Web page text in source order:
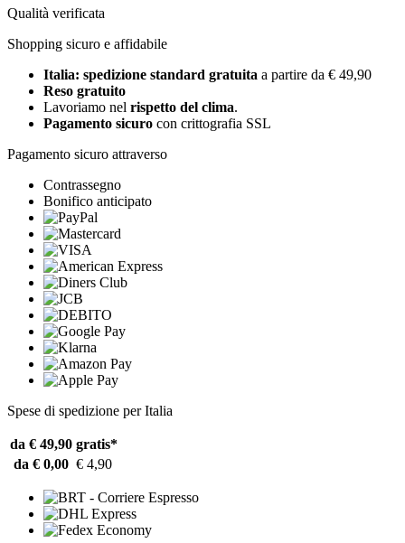
Qualità verificata
Shopping sicuro e affidabile
Italia: spedizione standard gratuita a partire da € 49,90
Reso gratuito
Lavoriamo nel rispetto del clima.
Pagamento sicuro con crittografia SSL
Pagamento sicuro attraverso
Contrassegno
Bonifico anticipato
Spese di spedizione per Italia
da € 49,90 gratis*
da € 0,00 € 4,90